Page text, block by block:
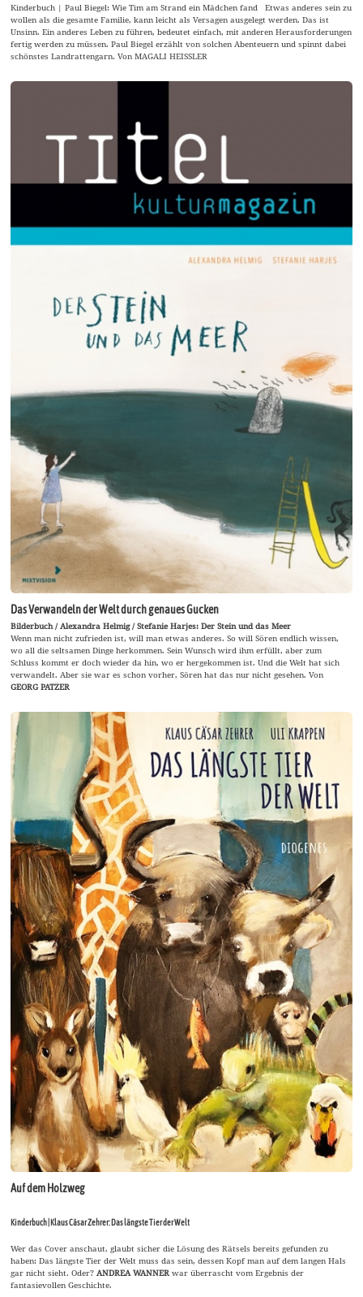
Kinderbuch | Paul Biegel: Wie Tim am Strand ein Mädchen fand Etwas anderes sein zu
wollen als die gesamte Familie, kann leicht als Versagen ausgelegt werden. Das ist
Unsinn. Ein anderes Leben zu führen, bedeutet einfach, mit anderen Herausforderungen
fertig werden zu müssen. Paul Biegel erzählt von solchen Abenteuern und spinnt dabei
schönstes Landrattengarn. Von MAGALI HEISSLER
Das Verwandeln der Welt durch genaues Gucken
Bilderbuch / Alexandra Helmig / Stefanie Harjes: Der Stein und das Meer
Wenn man nicht zufrieden ist, will man etwas anderes. So will Sören endlich wissen,
wo all die seltsamen Dinge herkommen. Sein Wunsch wird ihm erfüllt, aber zum
Schluss kommt er doch wieder da hin, wo er hergekommen ist. Und die Welt hat sich
verwandelt. Aber sie war es schon vorher, Sören hat das nur nicht gesehen. Von
GEORG PATZER
Auf dem Holzweg
Kinderbuch | Klaus Cäsar Zehrer: Das längste Tier der Welt
Wer das Cover anschaut, glaubt sicher die Lösung des Rätsels bereits gefunden zu
haben: Das längste Tier der Welt muss das sein, dessen Kopf man auf dem langen Hals
gar nicht sieht. Oder?ANDREA WANNERwar überrascht vom Ergebnis der
fantasievollen Geschichte.